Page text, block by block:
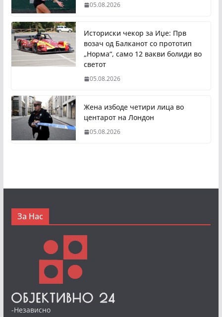
05.08.2026
Историски чекор за Иџе: Прв
возач од Балканот со прототип
„Норма“, само 12 вакви болиди во
светот
05.08.2026
Жена избоде четири лица во
центарот на Лондон
05.08.2026
За Нас
-Независно